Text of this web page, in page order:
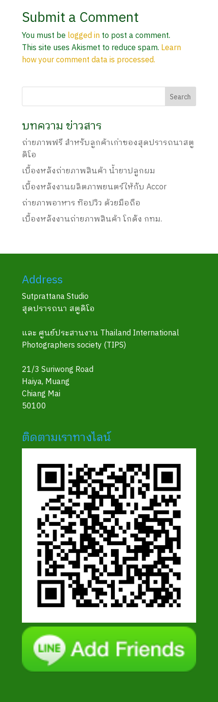
Submit a Comment
You must be logged into post a comment.
This site uses Akismet to reduce spam. Learn
how your comment data is processed.
บทความ ข่าวสาร
ถ่ายภาพฟรี สำหรับลูกค้าเก่าของสุดปรารถนาสตู
ดิโอ
เบื้องหลังถ่ายภาพสินค้า น้ำยาปลูกผม
เบื้องหลังงานผลิตภาพยนตร์ให้กับ Accor
ถ่ายภาพอาหาร ท๊อปวิว ด้วยมือถือ
เบื้องหลังงานถ่ายภาพสินค้า โกดัง กทม.
Address
Sutprattana Studio
สุดปรารถนา สตูดิโอ
และ ศูนย์ประสานงาน Thailand International
Photographers society (TIPS)
21/3 Suriwong Road
Haiya, Muang
Chiang Mai
50100
ติดตามเราทางไลน์